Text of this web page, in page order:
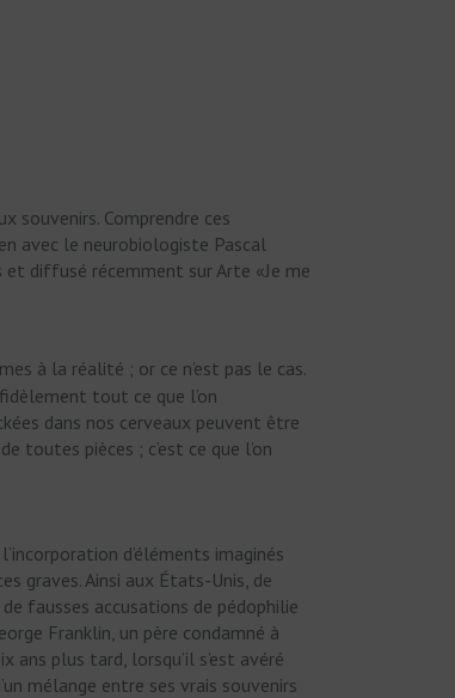
souvenirs. Comprendre ces
avec le neurobiologiste Pascal
diffusé récemment sur Arte «Je me
à la réalité ; or ce n’est pas le cas.
tout ce que l’on
dans nos cerveaux peuvent être
toutes pièces ; c’est ce que l’on
d’éléments imaginés
graves. Ainsi aux États-Unis, de
fausses accusations de pédophilie
Franklin, un père condamné à
plus tard, lorsqu’il s’est avéré
mélange entre ses vrais souvenirs